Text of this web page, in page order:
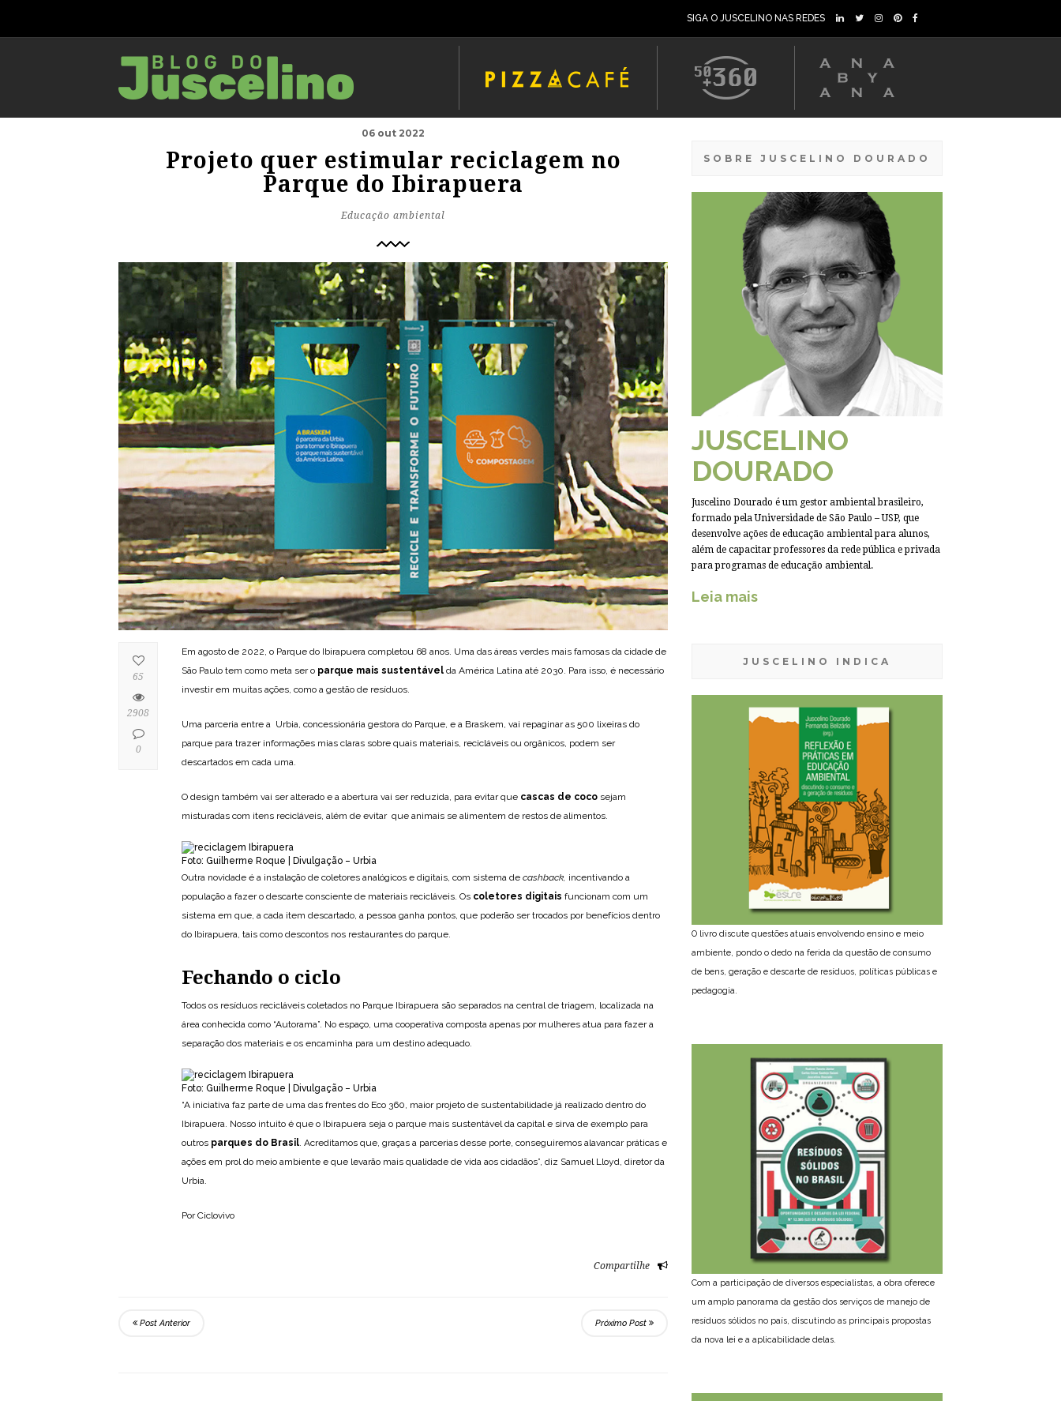
SIGA O JUSCELINO NAS REDES
06 out 2022
Projeto quer estimular reciclagem no
Parque do Ibirapuera
Educação ambiental
Em agosto de 2022, o Parque do Ibirapuera completou 68 anos. Uma das áreas verdes mais famosas da cidade de
São Paulo tem como meta ser o parque mais sustentável da América Latina até 2030. Para isso, é necessário
investir em muitas ações, como a gestão de resíduos.
Uma parceria entre a Urbia, concessionária gestora do Parque, e a Braskem, vai repaginar as 500 lixeiras do
parque para trazer informações mias claras sobre quais materiais, recicláveis ou orgânicos, podem ser
descartados em cada uma.
O design também vai ser alterado e a abertura vai ser reduzida, para evitar que cascas de coco sejam
misturadas com itens recicláveis, além de evitar que animais se alimentem de restos de alimentos.
Foto: Guilherme Roque | Divulgação – Urbia
Outra novidade é a instalação de coletores analógicos e digitais, com sistema de cashback, incentivando a
população a fazer o descarte consciente de materiais recicláveis. Os coletores digitais funcionam com um
sistema em que, a cada item descartado, a pessoa ganha pontos, que poderão ser trocados por benefícios dentro
do Ibirapuera, tais como descontos nos restaurantes do parque.
Fechando o ciclo
Todos os resíduos recicláveis coletados no Parque Ibirapuera são separados na central de triagem, localizada na
área conhecida como “Autorama”. No espaço, uma cooperativa composta apenas por mulheres atua para fazer a
separação dos materiais e os encaminha para um destino adequado.
Foto: Guilherme Roque | Divulgação – Urbia
“A iniciativa faz parte de uma das frentes do Eco 360, maior projeto de sustentabilidade já realizado dentro do
Ibirapuera. Nosso intuito é que o Ibirapuera seja o parque mais sustentável da capital e sirva de exemplo para
outros parques do Brasil. Acreditamos que, graças a parcerias desse porte, conseguiremos alavancar práticas e
ações em prol do meio ambiente e que levarão mais qualidade de vida aos cidadãos”, diz Samuel Lloyd, diretor da
Urbia.
Por Ciclovivo
Compartilhe
65
2908
0
Post Anterior Próximo Post
SOBRE JUSCELINO DOURADO
JUSCELINO
DOURADO
Juscelino Dourado é um gestor ambiental brasileiro,
formado pela Universidade de São Paulo – USP, que
desenvolve ações de educação ambiental para alunos,
além de capacitar professores da rede pública e privada
para programas de educação ambiental.
Leia mais
JUSCELINO INDICA
O livro discute questões atuais envolvendo ensino e meio
ambiente, pondo o dedo na ferida da questão de consumo
de bens, geração e descarte de resíduos, políticas públicas e
pedagogia.
Com a participação de diversos especialistas, a obra oferece
um amplo panorama da gestão dos serviços de manejo de
resíduos sólidos no país, discutindo as principais propostas
da nova lei e a aplicabilidade delas.